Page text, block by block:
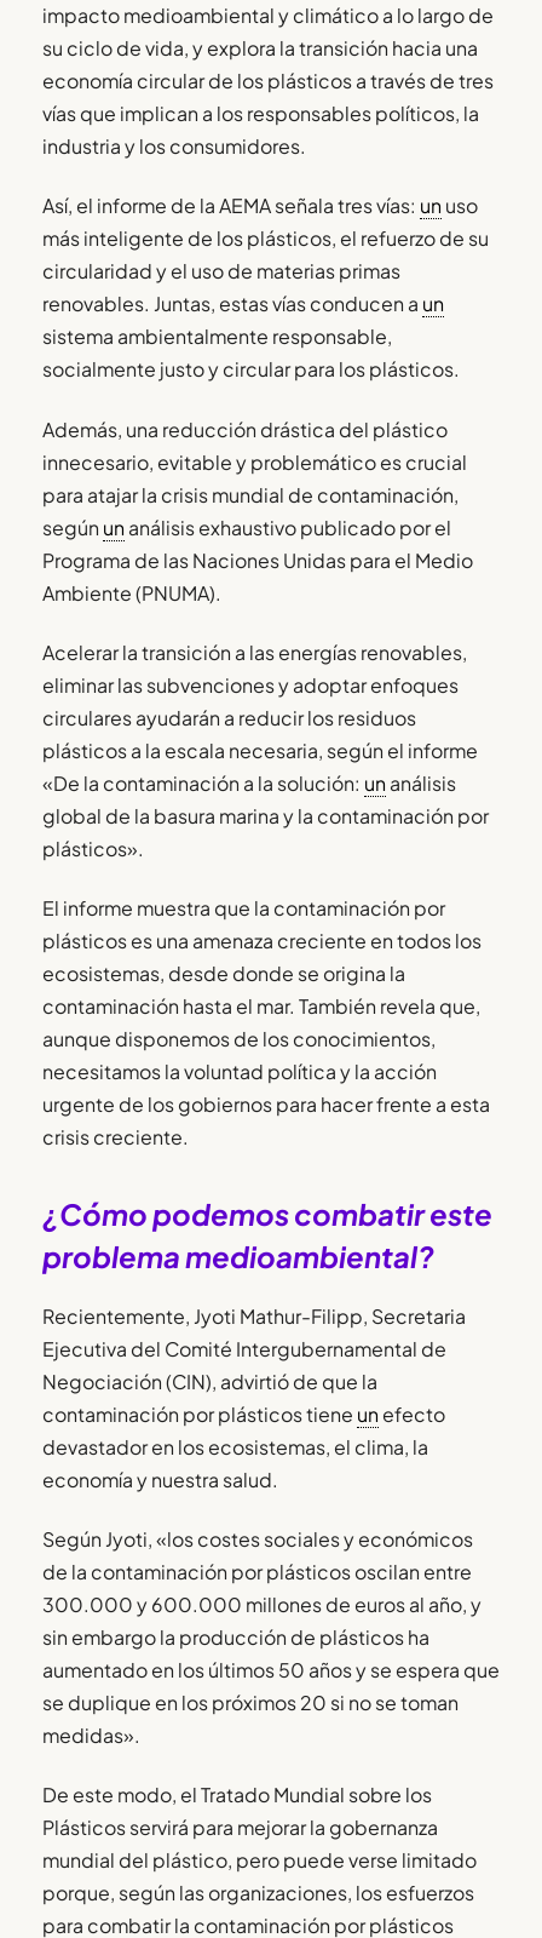
impacto medioambiental y climático a lo largo de
su ciclo de vida, y explora la transición hacia una
economía circular de los plásticos a través de tres
vías que implican a los responsables políticos, la
industria y los consumidores.
Así, el informe de la AEMA señala tres vías: un uso
más inteligente de los plásticos, el refuerzo de su
circularidad y el uso de materias primas
renovables. Juntas, estas vías conducen a un
sistema ambientalmente responsable,
socialmente justo y circular para los plásticos.
Además, una reducción drástica del plástico
innecesario, evitable y problemático es crucial
para atajar la crisis mundial de contaminación,
según un análisis exhaustivo publicado por el
Programa de las Naciones Unidas para el Medio
Ambiente (PNUMA).
Acelerar la transición a las energías renovables,
eliminar las subvenciones y adoptar enfoques
circulares ayudarán a reducir los residuos
plásticos a la escala necesaria, según el informe
«De la contaminación a la solución: un análisis
global de la basura marina y la contaminación por
plásticos».
El informe muestra que la contaminación por
plásticos es una amenaza creciente en todos los
ecosistemas, desde donde se origina la
contaminación hasta el mar. También revela que,
aunque disponemos de los conocimientos,
necesitamos la voluntad política y la acción
urgente de los gobiernos para hacer frente a esta
crisis creciente.
¿Cómo podemos combatir este
problema medioambiental?
Recientemente, Jyoti Mathur-Filipp, Secretaria
Ejecutiva del Comité Intergubernamental de
Negociación (CIN), advirtió de que la
contaminación por plásticos tiene un efecto
devastador en los ecosistemas, el clima, la
economía y nuestra salud.
Según Jyoti, «los costes sociales y económicos
de la contaminación por plásticos oscilan entre
300.000 y 600.000 millones de euros al año, y
sin embargo la producción de plásticos ha
aumentado en los últimos 50 años y se espera que
se duplique en los próximos 20 si no se toman
medidas».
De este modo, el Tratado Mundial sobre los
Plásticos servirá para mejorar la gobernanza
mundial del plástico, pero puede verse limitado
porque, según las organizaciones, los esfuerzos
para combatir la contaminación por plásticos